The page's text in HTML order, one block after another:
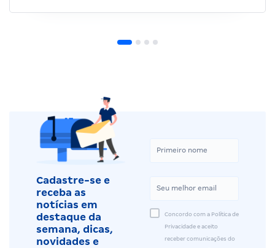
Cadastre-se e
receba as
notícias em
destaque da
semana, dicas,
novidades e
Concordo com a Política de
Privacidade e aceito
receber comunicações do